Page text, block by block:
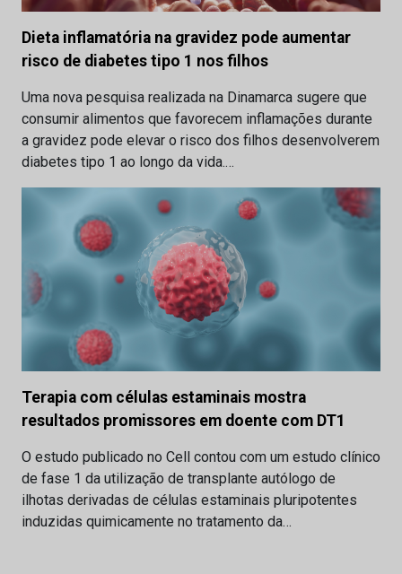
Dieta inflamatória na gravidez pode aumentar
risco de diabetes tipo 1 nos filhos
Uma nova pesquisa realizada na Dinamarca sugere que
consumir alimentos que favorecem inflamações durante
a gravidez pode elevar o risco dos filhos desenvolverem
diabetes tipo 1 ao longo da vida.…
Terapia com células estaminais mostra
resultados promissores em doente com DT1
O estudo publicado no Cell contou com um estudo clínico
de fase 1 da utilização de transplante autólogo de
ilhotas derivadas de células estaminais pluripotentes
induzidas quimicamente no tratamento da…